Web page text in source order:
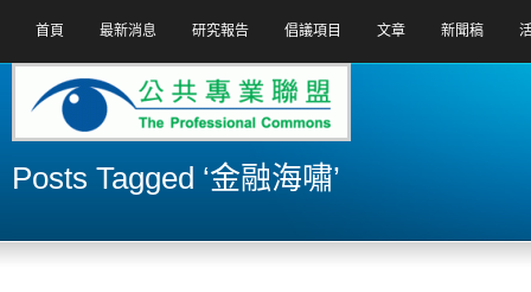
首頁 最新消息 研究報告 倡議項目 文章 新聞稿
Posts Tagged ‘金融海嘯’